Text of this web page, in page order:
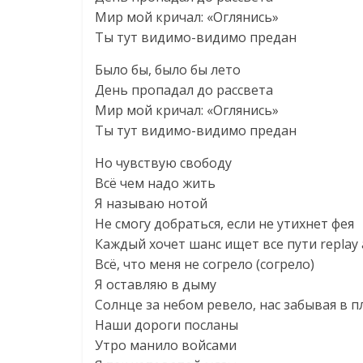
Мир мой кричал: «Оглянись»
Ты тут видимо-видимо предан
Было бы, было бы лето
День пропадал до рассвета
Мир мой кричал: «Оглянись»
Ты тут видимо-видимо предан
Но чувствую свободу
Всё чем надо жить
Я называю нотой
Не смогу добраться, если не утихнет фея
Каждый хочет шанс ищет все пути replay
Всё, что меня не согрело (согрело)
Я оставляю в дыму
Солнце за небом ревело, нас забывая в
Наши дороги посланы
Утро манило войсами